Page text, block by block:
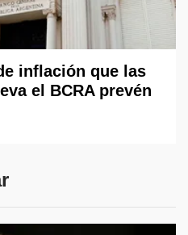
inflación que las
el BCRA prevén